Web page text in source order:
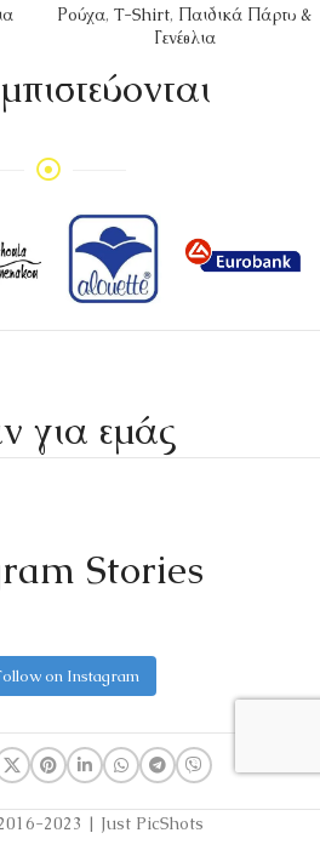
Ρούχα, T-Shirt, Παιδικά Πάρτυ &
Γενέθλια
για εμάς
Stories
on Instagram
2023 | Just PicShots